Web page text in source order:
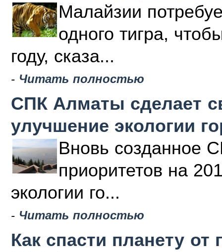
Малайзии
одного тигра,
году, сказа...
- Читать полностью
СПК Алматы сделает
улучшение экологии
Вновь созданное
приоритетов на
экологии го...
- Читать полностью
Как спасти планету от